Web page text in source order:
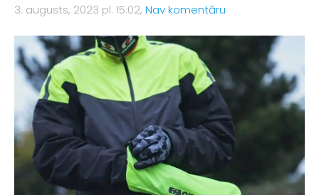
3. augusts, 2023 pl. 15:02, Nav komentāru